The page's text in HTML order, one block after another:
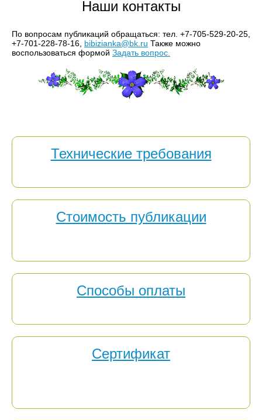
Наши контакты
По вопросам публикаций обращаться: тел. +7-705-529-20-25
+7-701-228-78-16, bibizianka@bk.ru Также можно
воспользоваться формой Задать вопрос.
Технические требования
Стоимость публикации
Способы оплаты
Сертификат